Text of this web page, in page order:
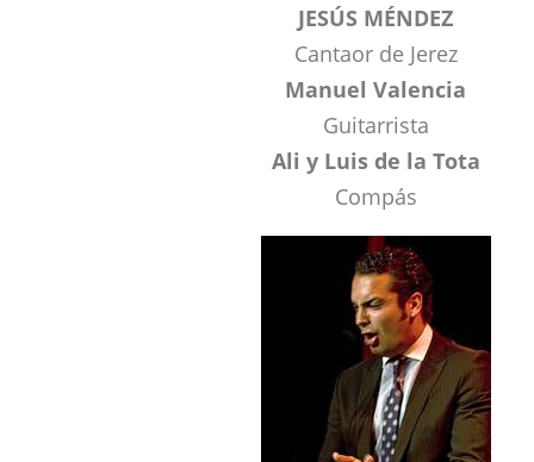
JESÚS MÉNDEZ
Cantaor de Jerez
Manuel Valencia
Guitarrista
Ali y Luis de la Tota
Compás